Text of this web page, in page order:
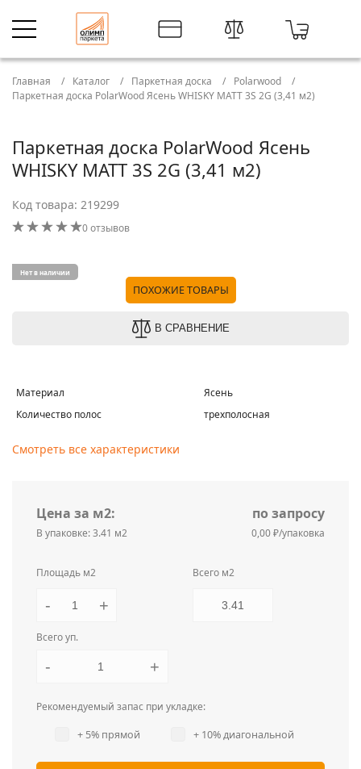
Главная Каталог Паркетная доска
Polarwood
Паркетная доска PolarWood Ясень WHISKY MATT 3S 2G (3,41 м2)
Паркетная доска PolarWood Ясень
WHISKY MATT 3S 2G (3,41 м2)
Код товара: 219299
0 отзывов
Нет в наличии
ПОХОЖИЕ ТОВАРЫ
В СРАВНЕНИЕ
Материал
Ясень
Количество полос
трехполосная
Смотреть все характеристики
Цена за м2: по запросу
В упаковке: 3.41 м2 0,00 ₽/упаковка
Площадь м2
- +
Всего м2
Всего уп.
- +
Рекомендуемый запас при укладке:
+ 5% прямой + 10% диагональной